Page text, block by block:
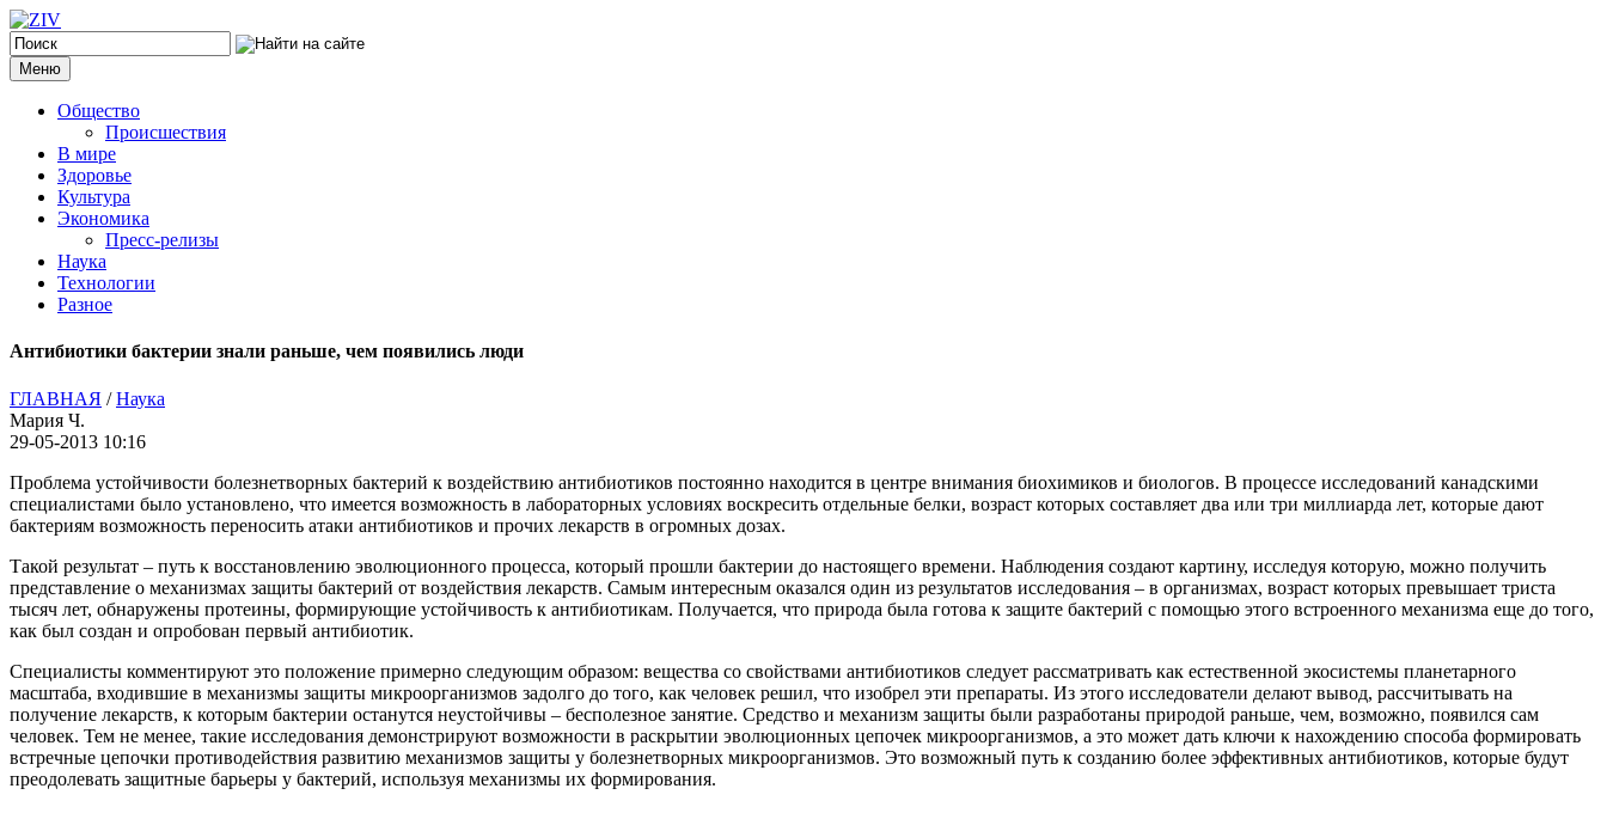
Меню
Общество
Происшествия
В мире
Здоровье
Культура
Экономика
Пресс-релизы
Наука
Технологии
Разное
Антибиотики бактерии знали раньше, чем появились люди
ГЛАВНАЯ /Наука
Мария Ч.
29-05-2013 10:16
Проблема устойчивости болезнетворных бактерий к воздействию антибиотиков постоянно находится в центре внимания биохимиков и биологов. В процессе исследований канадскими
специалистами было установлено, что имеется возможность в лабораторных условиях воскресить отдельные белки, возраст которых составляет два или три миллиарда лет, которые дают
бактериям возможность переносить атаки антибиотиков и прочих лекарств в огромных дозах.
Такой результат – путь к восстановлению эволюционного процесса, который прошли бактерии до настоящего времени. Наблюдения создают картину, исследуя которую, можно получить
представление о механизмах защиты бактерий от воздействия лекарств. Самым интересным оказался один из результатов исследования – в организмах, возраст которых превышает триста
тысяч лет, обнаружены протеины, формирующие устойчивость к антибиотикам. Получается, что природа была готова к защите бактерий с помощью этого встроенного механизма еще до того,
как был создан и опробован первый антибиотик.
Специалисты комментируют это положение примерно следующим образом: вещества со свойствами антибиотиков следует рассматривать как естественной экосистемы планетарного
масштаба, входившие в механизмы защиты микроорганизмов задолго до того, как человек решил, что изобрел эти препараты. Из этого исследователи делают вывод, рассчитывать на
получение лекарств, к которым бактерии останутся неустойчивы – бесполезное занятие. Средство и механизм защиты были разработаны природой раньше, чем, возможно, появился сам
человек. Тем не менее, такие исследования демонстрируют возможности в раскрытии эволюционных цепочек микроорганизмов, а это может дать ключи к нахождению способа формировать
встречные цепочки противодействия развитию механизмов защиты у болезнетворных микроорганизмов. Это возможный путь к созданию более эффективных антибиотиков, которые будут
преодолевать защитные барьеры у бактерий, используя механизмы их формирования.